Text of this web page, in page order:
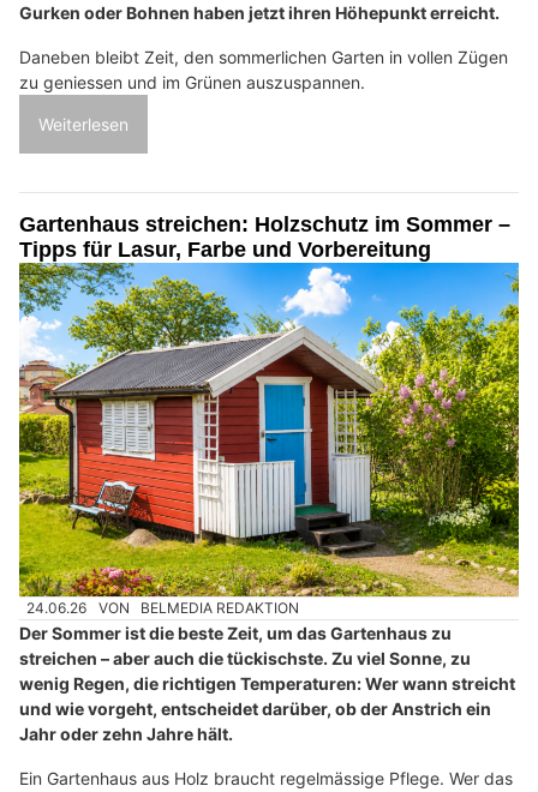
Gurken oder Bohnen haben jetzt ihren Höhepunkt erreicht.
Daneben bleibt Zeit, den sommerlichen Garten in vollen Zügen
zu geniessen und im Grünen auszuspannen.
Weiterlesen
Gartenhaus streichen: Holzschutz im Sommer –
Tipps für Lasur, Farbe und Vorbereitung
24.06.26 VON BELMEDIA REDAKTION
Der Sommer ist die beste Zeit, um das Gartenhaus zu
streichen – aber auch die tückischste. Zu viel Sonne, zu
wenig Regen, die richtigen Temperaturen: Wer wann streicht
und wie vorgeht, entscheidet darüber, ob der Anstrich ein
Jahr oder zehn Jahre hält.
Ein Gartenhaus aus Holz braucht regelmässige Pflege. Wer das